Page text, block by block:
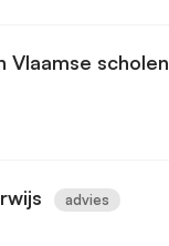
Vlaamse scholen
advies